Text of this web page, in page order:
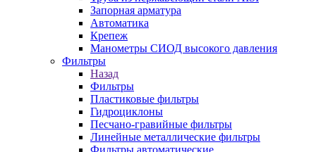
Запорная арматура
Автоматика
Крепеж
Манометры СИОД высокого давления
Фильтры
Назад
Фильтры
Пластиковые фильтры
Гидроциклоны
Песчано-гравийные фильтры
Линейные металлические фильтры
Фильтры автоматические